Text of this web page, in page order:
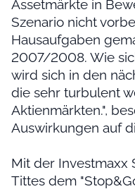
Assetmärkte in
Szenario nicht
Hausaufgaben
2007/2008. Wie
wird sich in den
die sehr turbulent
Aktienmärkten.",
Auswirkungen auf
Mit der Investmaxx
Tittes dem